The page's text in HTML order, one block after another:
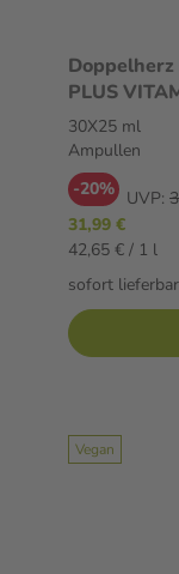
Doppelherz
PLUS
30X25 ml
Ampullen
-20% UVP:
31,99 €
42,65 € / 1 l
sofort lieferbar
Vegan